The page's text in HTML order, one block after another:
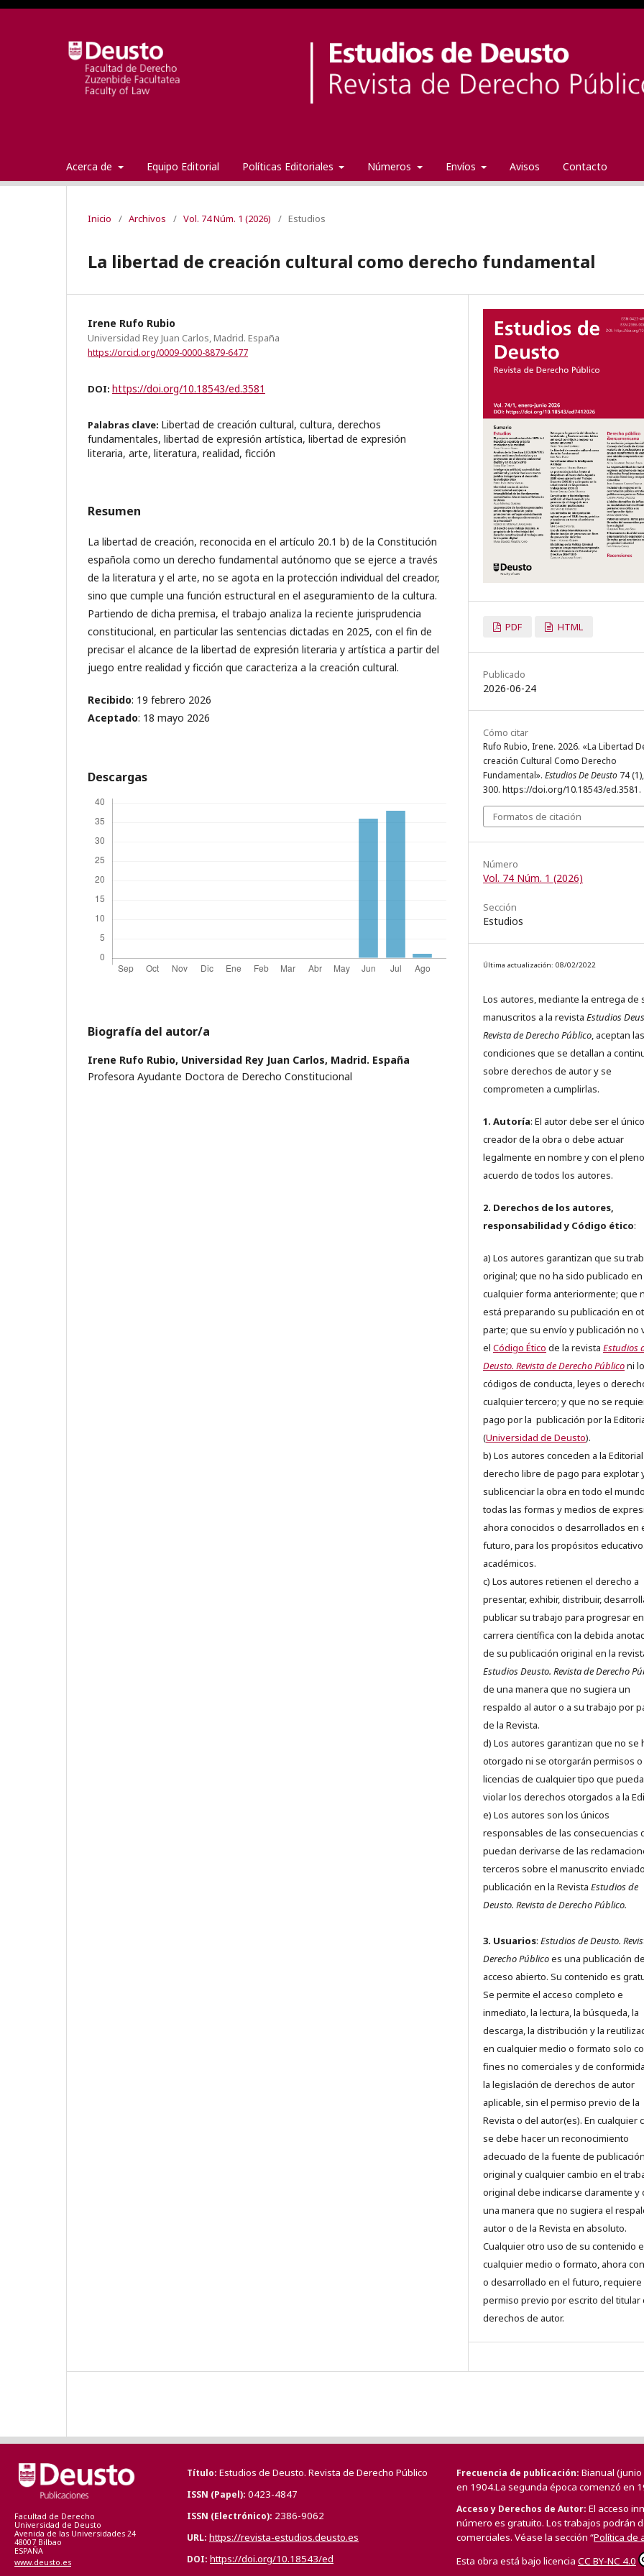
Acerca de Equipo Editorial Políticas Editoriales Números Envíos Avisos Contacto
Inicio / Archivos / Vol. 74 Núm. 1 (2026) / Estudios
La libertad de creación cultural como derecho fundamental
Irene Rufo Rubio
Universidad Rey Juan Carlos, Madrid. España
https://orcid.org/0009-0000-8879-6477
DOI: https://doi.org/10.18543/ed.3581
Palabras clave: Libertad de creación cultural, cultura, derechos
fundamentales, libertad de expresión artística, libertad de expresión
literaria, arte, literatura, realidad, ficción
Resumen
La libertad de creación, reconocida en el artículo 20.1 b) de la Constitución
española como un derecho fundamental autónomo que se ejerce a través
de la literatura y el arte, no se agota en la protección individual del creador,
sino que cumple una función estructural en el aseguramiento de la cultura.
Partiendo de dicha premisa, el trabajo analiza la reciente jurisprudencia
constitucional, en particular las sentencias dictadas en 2025, con el fin de
precisar el alcance de la libertad de expresión literaria y artística a partir del
juego entre realidad y ficción que caracteriza a la creación cultural.
Recibido: 19 febrero 2026
Aceptado: 18 mayo 2026
Descargas
Biografía del autor/a
Irene Rufo Rubio, Universidad Rey Juan Carlos, Madrid. España
Profesora Ayudante Doctora de Derecho Constitucional
PDF HTML
Publicado
2026-06-24
Cómo citar
Rufo Rubio, Irene. 2026. «La Libertad
creación Cultural Como Derecho
Fundamental». Estudios De Deusto 74
300. https://doi.org/10.18543/ed.3581.
Formatos de citación
Número
Vol. 74 Núm. 1 (2026)
Sección
Estudios
Última actualización: 08/02/2022
Los autores, mediante la entrega de
manuscritos a la revista Estudios
Revista de Derecho Público, aceptan las
condiciones que se detallan a
sobre derechos de autor y se
comprometen a cumplirlas.
1. Autoría: El autor debe ser el único
creador de la obra o debe actuar
legalmente en nombre y con el pleno
acuerdo de todos los autores.
2. Derechos de los autores,
responsabilidad y Código ético:
a) Los autores garantizan que su
original; que no ha sido publicado en
cualquier forma anteriormente; que
está preparando su publicación en
parte; que su envío y publicación no
el Código Ético de la revista Estudios
Deusto. Revista de Derecho Públiconi
códigos de conducta, leyes o
cualquier tercero; y que no se
pago por la publicación por la
(Universidad de Deusto).
b) Los autores conceden a la
derecho libre de pago para explotar
sublicenciar la obra en todo el
todas las formas y medios de
ahora conocidos o desarrollados en
futuro, para los propósitos
académicos.
c) Los autores retienen el derecho a
presentar, exhibir, distribuir,
publicar su trabajo para progresar
carrera científica con la debida
de su publicación original en la
Estudios Deusto. Revista de Derecho
de una manera que no sugiera un
respaldo al autor o a su trabajo por
de la Revista.
d) Los autores garantizan que no se
otorgado ni se otorgarán permisos o
licencias de cualquier tipo que
violar los derechos otorgados a la
e) Los autores son los únicos
responsables de las consecuencias
puedan derivarse de las
terceros sobre el manuscrito
publicación en la Revista Estudios de
Deusto. Revista de Derecho Público.
3. Usuarios: Estudios de Deusto.
Derecho Públicoes una publicación de
acceso abierto. Su contenido es
Se permite el acceso completo e
inmediato, la lectura, la búsqueda, la
descarga, la distribución y la
en cualquier medio o formato solo
fines no comerciales y de
la legislación de derechos de autor
aplicable, sin el permiso previo de la
Revista o del autor(es). En cualquier
se debe hacer un reconocimiento
adecuado de la fuente de publicación
original y cualquier cambio en el
original debe indicarse claramente y
una manera que no sugiera el
autor o de la Revista en absoluto.
Cualquier otro uso de su contenido
cualquier medio o formato, ahora
o desarrollado en el futuro, requiere
permiso previo por escrito del titular
derechos de autor.
Facultad de Derecho
Universidad de Deusto
Avenida de las Universidades 24
48007 Bilbao
ESPAÑA
www.deusto.es
Título Estudios de Deusto. Revista de Derecho Público
ISSN (Papel) 0423-4847
ISSN (Electrónico) 2386-9062
URL https://revista-estudios.deusto.es
DOI https://doi.org/10.18543/ed
Frecuencia de publicación Bianual
en 1904.La segunda época comenzó en
Acceso y Derechos de Autor El acceso
número es gratuito. Los trabajos podrán
comerciales. Véase la sección “Política de
Esta obra está bajo licencia CC BY-NC 4.0